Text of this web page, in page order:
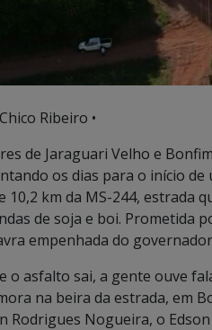
Ribeiro •
de Jaraguari Velho e
os dias para o início
km da MS-244, estrada
de soja e boi. Prometida
empenhada do
o asfalto sai, a gente ouve
na beira da estrada, em
Nogueira, o Edson